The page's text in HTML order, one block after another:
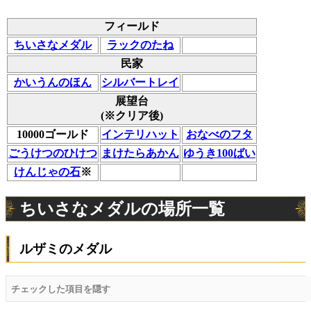
フィールド
ちいさなメダル
ラックのたね
民家
かいうんのほん
シルバートレイ
展望台
(※クリア後)
10000ゴールド
インテリハット
おなべのフタ
ごうけつのひけつ まけたらあかん ゆうき100ばい
けんじゃの石※
ちいさなメダルの場所一覧
ルザミのメダル
チェックした項目を隠す